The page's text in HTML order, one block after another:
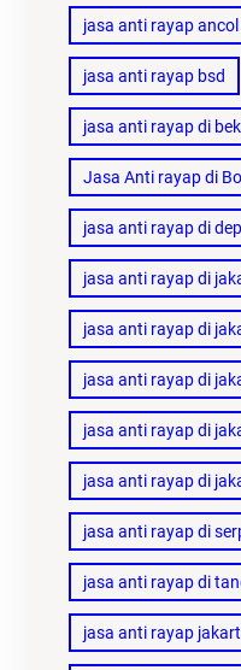
jasa anti rayap ancol
jasa anti rayap bsd
jasa anti rayap di
Jasa Anti rayap di
jasa anti rayap di
jasa anti rayap di
jasa anti rayap di
jasa anti rayap di
jasa anti rayap di
jasa anti rayap di
jasa anti rayap di
jasa anti rayap di
jasa anti rayap